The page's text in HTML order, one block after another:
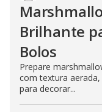
Brilhante
Bolos
Prepare
com textura
para decorar...